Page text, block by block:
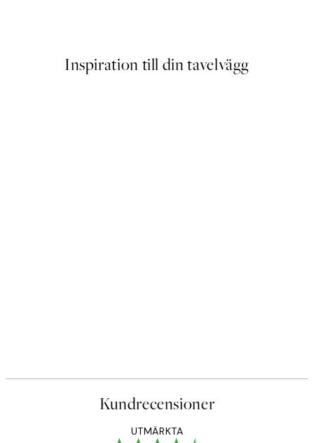
Inspiration till din tavelvägg
Kundrecensioner
UTMÄRKTA